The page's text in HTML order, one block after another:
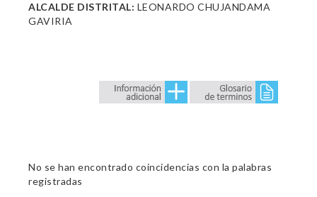
ALCALDE DISTRITAL: LEONARDO CHUJANDAMA
GAVIRIA
No se han encontrado coincidencias con la palabras
registradas